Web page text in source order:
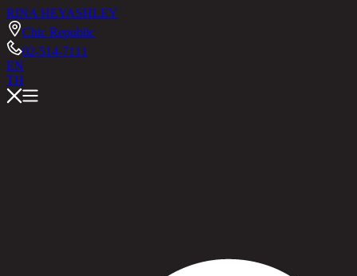
RINA HEYASHLEY
Chic Republic
02-514-7111
EN
TH